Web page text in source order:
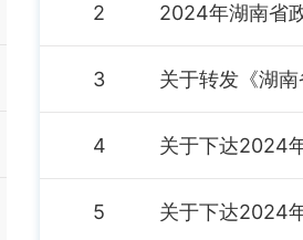
2 2024年湖南省
3
4
5